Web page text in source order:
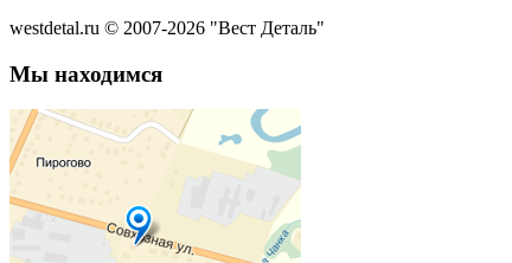
westdetal.ru © 2007-2026 "Вест Деталь"
Мы находимся